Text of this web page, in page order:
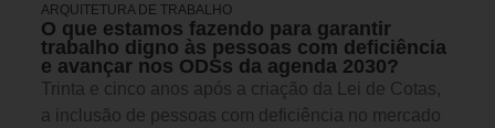
ARQUITETURA DE TRABALHO
O que estamos fazendo para garantir
trabalho digno às pessoas com deficiência
e avançar nos ODSs da agenda 2030?
Trinta e cinco anos após a criação da Lei de Cotas,
a inclusão de pessoas com deficiência no mercado